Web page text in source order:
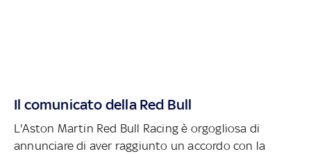
Il comunicato della Red Bull
L'Aston Martin Red Bull Racing è orgogliosa di
annunciare di aver raggiunto un accordo con la